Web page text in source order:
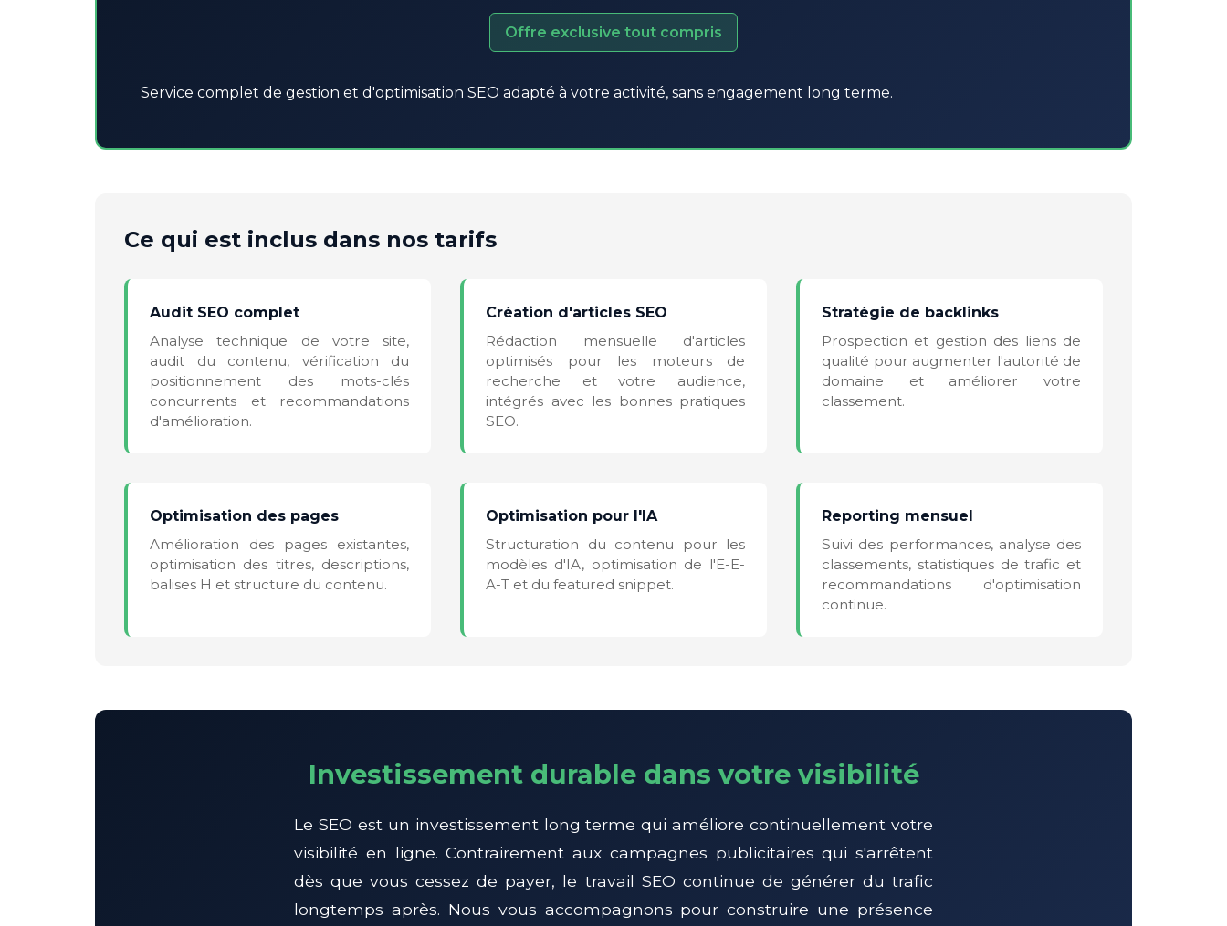
Offre exclusive tout compris
Service complet de gestion et d'optimisation SEO adapté à votre activité, sans engagement long terme.
Ce qui est inclus dans nos tarifs
Audit SEO complet
Analyse technique de votre site,
audit du contenu, vérification du
positionnement des mots-clés
concurrents et recommandations
d'amélioration.
Création d'articles SEO
Rédaction mensuelle d'articles
optimisés pour les moteurs de
recherche et votre audience,
intégrés avec les bonnes pratiques
SEO.
Stratégie de backlinks
Prospection et gestion des liens de
qualité pour augmenter l'autorité de
domaine et améliorer votre
classement.
Optimisation des pages
Amélioration des pages existantes,
optimisation des titres, descriptions,
balises H et structure du contenu.
Optimisation pour l'IA
Structuration du contenu pour les
modèles d'IA, optimisation de l'E-E-
A-T et du featured snippet.
Reporting mensuel
Suivi des performances, analyse des
classements, statistiques de trafic et
recommandations d'optimisation
continue.
Investissement durable dans votre visibilité
Le SEO est un investissement long terme qui améliore continuellement votre
visibilité en ligne. Contrairement aux campagnes publicitaires qui s'arrêtent
dès que vous cessez de payer, le travail SEO continue de générer du trafic
longtemps après. Nous vous accompagnons pour construire une présence